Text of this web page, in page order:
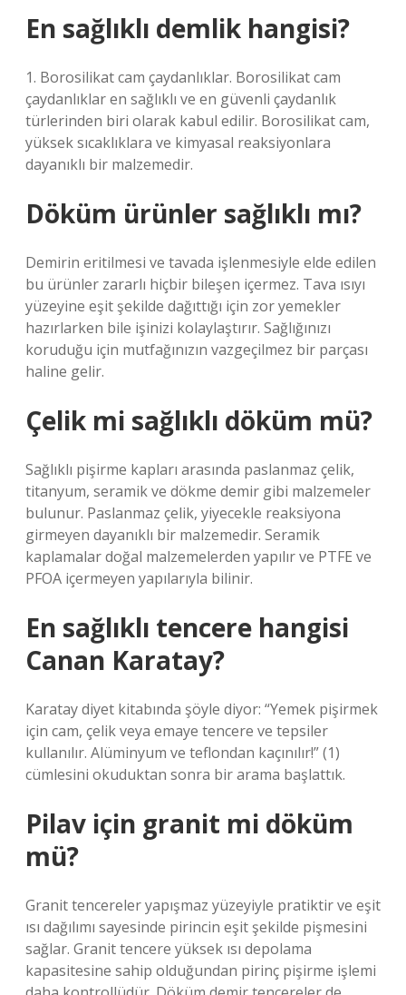
En sağlıklı demlik hangisi?
1. Borosilikat cam çaydanlıklar. Borosilikat cam
çaydanlıklar en sağlıklı ve en güvenli çaydanlık
türlerinden biri olarak kabul edilir. Borosilikat cam,
yüksek sıcaklıklara ve kimyasal reaksiyonlara
dayanıklı bir malzemedir.
Döküm ürünler sağlıklı mı?
Demirin eritilmesi ve tavada işlenmesiyle elde edilen
bu ürünler zararlı hiçbir bileşen içermez. Tava ısıyı
yüzeyine eşit şekilde dağıttığı için zor yemekler
hazırlarken bile işinizi kolaylaştırır. Sağlığınızı
koruduğu için mutfağınızın vazgeçilmez bir parçası
haline gelir.
Çelik mi sağlıklı döküm mü?
Sağlıklı pişirme kapları arasında paslanmaz çelik,
titanyum, seramik ve dökme demir gibi malzemeler
bulunur. Paslanmaz çelik, yiyecekle reaksiyona
girmeyen dayanıklı bir malzemedir. Seramik
kaplamalar doğal malzemelerden yapılır ve PTFE ve
PFOA içermeyen yapılarıyla bilinir.
En sağlıklı tencere hangisi
Canan Karatay?
Karatay diyet kitabında şöyle diyor: “Yemek pişirmek
için cam, çelik veya emaye tencere ve tepsiler
kullanılır. Alüminyum ve teflondan kaçınılır!” (1)
cümlesini okuduktan sonra bir arama başlattık.
Pilav için granit mi döküm
mü?
Granit tencereler yapışmaz yüzeyiyle pratiktir ve eşit
ısı dağılımı sayesinde pirincin eşit şekilde pişmesini
sağlar. Granit tencere yüksek ısı depolama
kapasitesine sahip olduğundan pirinç pişirme işlemi